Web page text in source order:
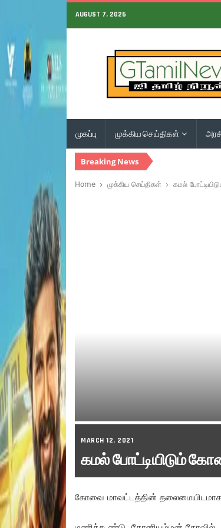
AUGUST 7, 2026
முகப்பு முக்கிய செய்திகள்
Breaking News
Home முக்கிய செய்திகள் கமல்
MARCH 12, 2021
கமல் போட்டியிடும்
கோவை மாவட்டத்தின்